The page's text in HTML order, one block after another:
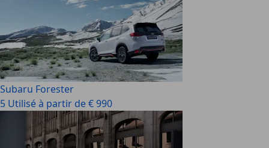
Subaru Forester
5 Utilisé à partir de € 990